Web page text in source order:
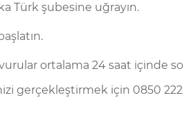
Türk şubesine uğrayın.
ortalama 24 saat içinde
gerçekleştirmek için 0850